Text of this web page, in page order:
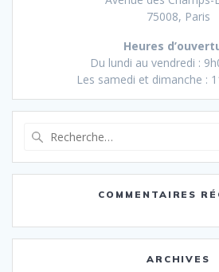
75008, Paris
Heures
Du lundi au vendredi :
Les samedi et dimanche :
:
COMMENTAIRES
ARCHIVES